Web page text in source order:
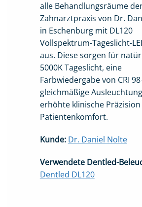
alle Behandlungsräume
Zahnarztpraxis von Dr.
in Eschenburg mit DL120
Vollspektrum-Tageslicht-
aus. Diese sorgen für
5000K Tageslicht, eine
Farbwiedergabe von CRI
gleichmäßige
erhöhte klinische
Patientenkomfort.
Kunde: Dr. Daniel Nolte
Verwendete Dentled-
Dentled DL120